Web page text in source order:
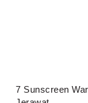
7 Sunscreen